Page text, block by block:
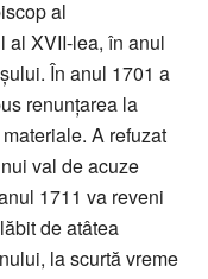
al
al XVII-lea, în anul
În anul 1701 a
renunțarea la
A refuzat
val de acuze
1711 va reveni
de atâtea
la scurtă vreme